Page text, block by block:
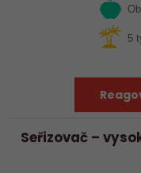
5
Seřizovač –